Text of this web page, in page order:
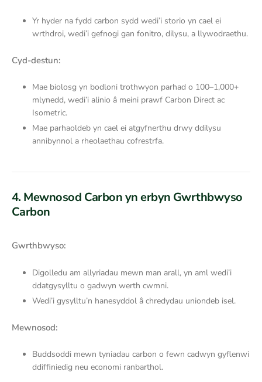
Yr hyder na fydd carbon sydd wedi’i storio yn cael ei
wrthdroi, wedi’i gefnogi gan fonitro, dilysu, a llywodraethu.
Cyd-destun:
Mae biolosg yn bodloni trothwyon parhad o 100–1,000+
mlynedd, wedi’i alinio â meini prawf Carbon Direct ac
Isometric.
Mae parhaoldeb yn cael ei atgyfnerthu drwy ddilysu
annibynnol a rheolaethau cofrestrfa.
4. Mewnosod Carbon yn erbyn Gwrthbwyso
Carbon
Gwrthbwyso:
Digolledu am allyriadau mewn man arall, yn aml wedi’i
ddatgysylltu o gadwyn werth cwmni.
Wedi’i gysylltu’n hanesyddol â chredydau uniondeb isel.
Mewnosod:
Buddsoddi mewn tyniadau carbon o fewn cadwyn gyflenwi
ddiffiniedig neu economi ranbarthol.